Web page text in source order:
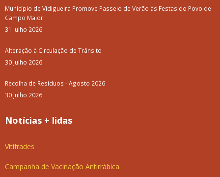
Município de Vidigueira Promove Passeio de Verão às Festas do Povo de
Campo Maior
31 julho 2026
Alteração à Circulação de Trânsito
30 julho 2026
Recolha de Resíduos - Agosto 2026
30 julho 2026
Notícias + lidas
Vitifrades
Campanha de Vacinação Antirrábica